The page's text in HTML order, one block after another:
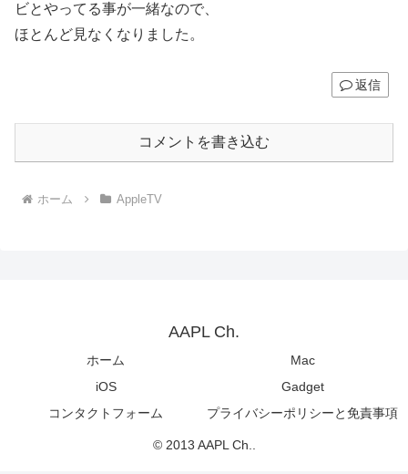
ビとやってる事が一緒なので、
ほとんど見なくなりました。
返信
コメントを書き込む
ホーム AppleTV
AAPL Ch.
ホーム
Mac
iOS
Gadget
コンタクトフォーム
プライバシーポリシーと免責事項
© 2013 AAPL Ch..